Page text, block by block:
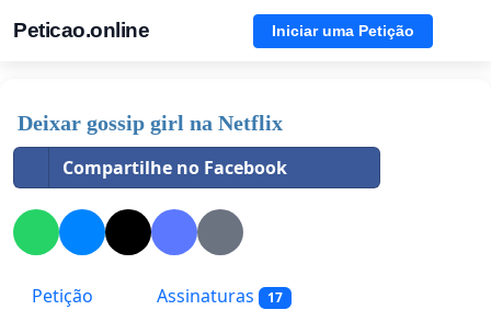
Peticao.online Iniciar uma Petição
Deixar gossip girl na Netflix
Compartilhe no Facebook
Petição Assinaturas 17